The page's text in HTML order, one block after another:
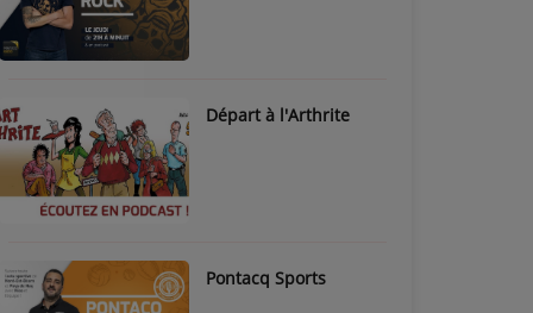
Départ à l'Arthrite
Pontacq Sports